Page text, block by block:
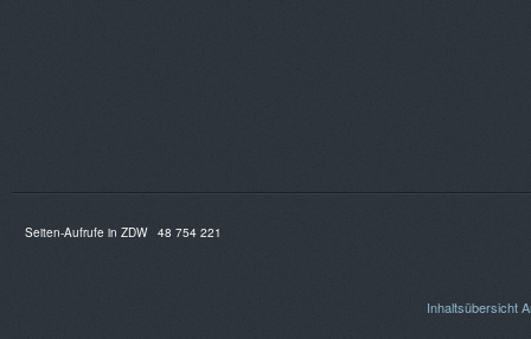
Seiten-Aufrufe in ZDW 48 754 221
Inhaltsübersicht